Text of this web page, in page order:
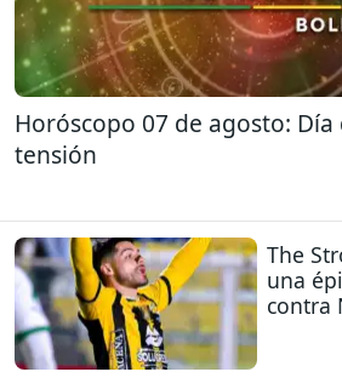
Horóscopo 07 de agosto:
tensión
The
una
contra